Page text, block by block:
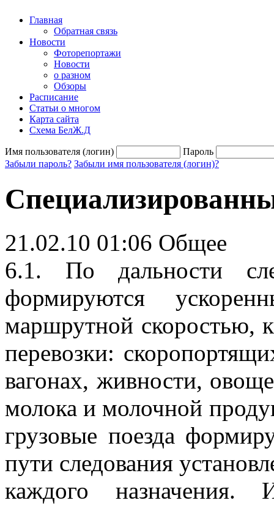
Главная
Обратная связь
Новости
Фоторепортажи
Новости
о разном
Обзоры
Расписание
Статьи о многом
Карта сайта
Схема БелЖ.Д
Имя пользователя (логин)
Пароль
Забыли пароль? Забыли имя пользователя (логин)?
21.02.10 01:06 Общее
6.1. По дальности
формируются
маршрутной скоростью,
перевозки:
вагонах, живности,
молока и молочной
грузовые поезда
пути следования
каждого